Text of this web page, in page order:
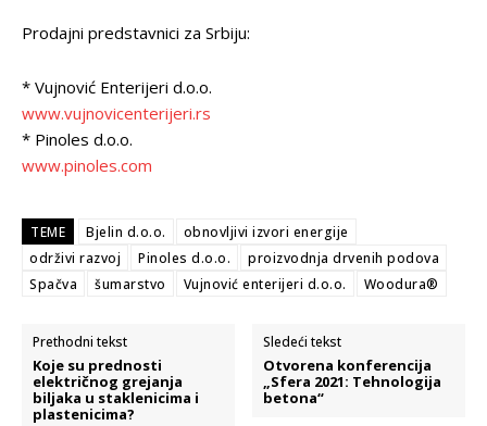
Prodajni predstavnici za Srbiju:
* Vujnović Enterijeri d.o.o.
www.vujnovicenterijeri.rs
* Pinoles d.o.o.
www.pinoles.com
TEME Bjelin d.o.o.
obnovljivi izvori energije
održivi razvoj
Pinoles d.o.o.
proizvodnja drvenih podova
Spačva
šumarstvo Vujnović enterijeri d.o.o. Woodura®
Prethodni tekst
Koje su prednosti
električnog grejanja
biljaka u staklenicima i
plastenicima?
Sledeći tekst
Otvorena konferencija
„Sfera 2021: Tehnologija
betona“